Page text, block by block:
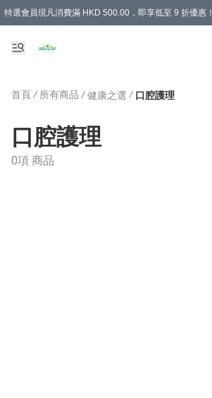
特選會員現凡消費滿 HKD 500.00，即享低至 9 折優惠！
首頁 / 所有商品 / 健康之選 / 口腔護理
口腔護理
0項 商品